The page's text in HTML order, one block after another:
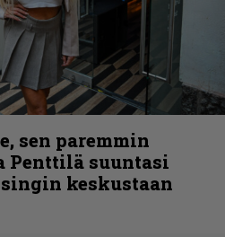
sen paremmin
Penttilä suuntasi
keskustaan